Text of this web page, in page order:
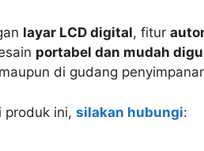
layar LCD digital, fitur
portabel dan mudah
di gudang
produk ini, silakan hubungi: